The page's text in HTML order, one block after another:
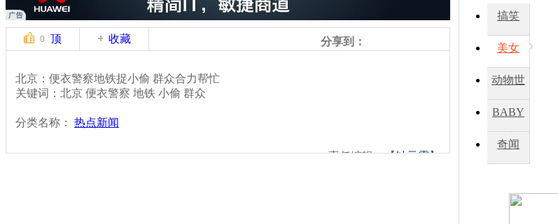
0 顶 收藏 分享到：
北京：便衣警察地铁捉小偷 群众合力帮忙
关键词：北京 便衣警察 地铁 小偷 群众
分类名称： 热点新闻
责任编辑：【钟元霞】
搞笑
美女
动物世
BABY
秀
奇闻